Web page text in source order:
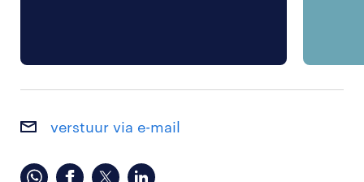
verstuur via e-mail